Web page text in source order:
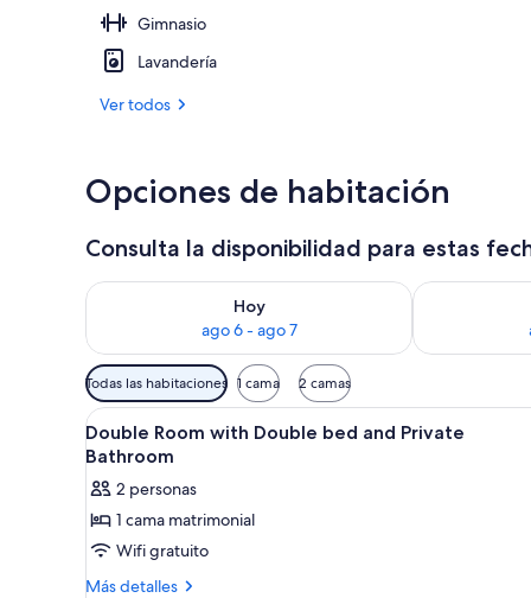
Gimnasio
Lavandería
Ver todos
Opciones de habitación
Consulta la disponibilidad para estas
Hoy
ago 6 - ago 7
Consulta la disponibilidad para hoy ago 6 - ago 7
Consulta la
Filtros
disponibles
para
las
habitaciones
Todas las habitaciones 1 cama 2 camas
Abrir
todas
las
fotos
de
Double
Room
Caja de seguridad en la
12
Double Room with Double bed and Private
Bathroom
2 personas
1 cama matrimonial
Wifi gratuito
Más detalles
Más